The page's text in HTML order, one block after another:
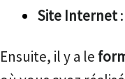
Site Internet:
Ensuite, il y a le